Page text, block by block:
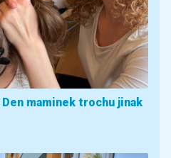
maminek trochu jinak